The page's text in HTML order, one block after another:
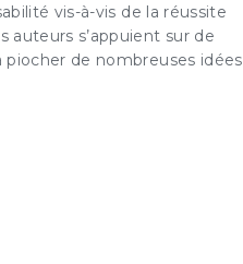
vis-à-vis de la réussite
auteurs s’appuient sur de
de nombreuses idées